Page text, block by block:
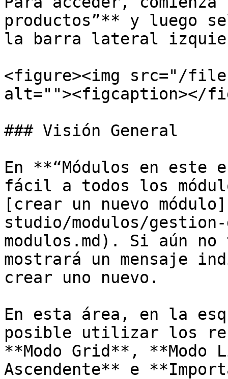
productos”** y luego
la barra lateral
<figure><img src="/files/
alt=""><figcaption></
### Visión General
En **“Módulos en este
fácil a todos los
[crear un nuevo
studio/modulos/
modulos.md). Si aún
mostrará un mensaje
crear uno nuevo.
En esta área, en la
posible utilizar los
**Modo Grid**, **Modo
Ascendente** e